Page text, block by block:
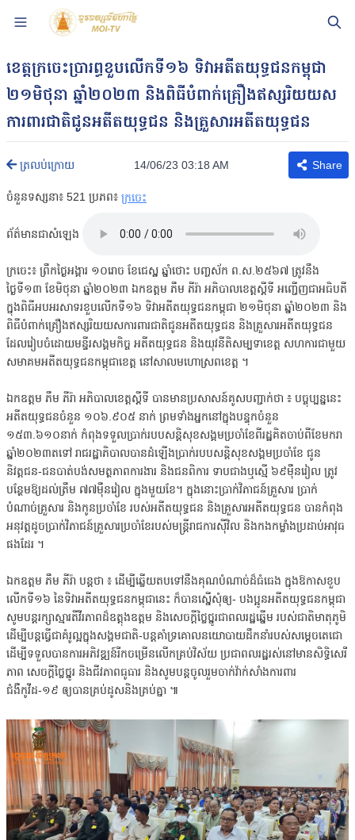
ខេត្តក្រចេះប្រារព្ធខួបលើកទី១៦ ទិវាអតីតយុទ្ធជនកម្ពុជា
២១មិថុនា ឆ្នាំ២០២៣ និងពិធីបំពាក់គ្រឿងឥស្សរិយយស
ការពារជាតិជូនអតីតយុទ្ធជន និងគ្រួសារអតីតយុទ្ធជន
ត្រលប់ក្រោយ 14/06/23 03:18 AM Share
ចំនួនទស្សនា៖ 521 ប្រភព៖ ក្រចេះ
ព័ត៌មានជាសំឡេង
ក្រចេះ៖ ព្រឹកថ្ងៃអង្គារ ១០រោច ខែជេស្ឋ ឆ្នាំថោះ បញ្ចស័ក ព.ស.២៥៦៧ ត្រូវនឹង
ថ្ងៃទី១៣ ខែមិថុនា ឆ្នាំ២០២៣ ឯកឧត្តម ភឹម ភីរ៉ា អភិបាលខេត្តស្តីទី អញ្ជើញជាអធិបតី
ក្នុងពិធីអបអរសាទរខួបលើកទី១៦ ទិវាអតីតយុទ្ធជនកម្ពុជា ២១មិថុនា ឆ្នាំ២០២៣ និង
ពិធីបំពាក់គ្រឿងឥស្សរិយយសការពារជាតិជូនអតីតយុទ្ធជន និងគ្រួសារអតីតយុទ្ធជន
ដែលរៀបចំដោយមន្ទីរសង្គមកិច្ច អតីតយុទ្ធជន និងយុវនីតិសម្បទាខេត្ត សហការជាមួយ
សមាគមអតីតយុទ្ធជនកម្ពុជាខេត្ត នៅសាលមហោស្រពខេត្ត ។
ឯកឧត្តម ភឹម ភីរ៉ា អភិបាលខេត្តស្តីទី បានមានប្រសាសន៍គូសបញ្ជាក់ថា ៖ បច្ចុប្បន្ននេះ
អតីតយុទ្ធជនចំនួន ១០៦.៩០៥ នាក់ ព្រមទាំងអ្នកនៅក្នុងបន្ទុកចំនួន
១៥៣.៦១០នាក់ កំពុងទទួលប្រាក់របបសន្តិសុខសង្គមប្រចាំខែពីរដ្ឋគិតចាប់ពីខែមករា
ឆ្នាំ២០២៣តទៅ រាជរដ្ឋាភិបាលបានដំឡើងប្រាក់របបសន្តិសុខសង្គមប្រចាំខែ ជូន
និវត្តជន-ជនបាត់បង់សមត្ថភាពការងារ និងជនពិការ ទាបជាងឬស្មើ ៦៩ម៉ឺនរៀល ត្រូវ
បន្ថែមឱ្យដល់ត្រឹម ៧៧ម៉ឺនរៀល ក្នុងមួយខែ។ ក្នុងនោះប្រាក់វិភាជន៍គ្រួសារ ប្រាក់
បំណាច់គ្រួសារ និងកូនប្រចាំខែ របស់អតីតយុទ្ធជន និងគ្រួសារអតីតយុទ្ធជន បានកំពុង
អនុវត្តដូចប្រាក់វិភាជន៍គ្រួសារប្រចាំខែរបស់មន្ត្រីរាជការស៊ីវិល និងកងកម្លាំងប្រដាប់អាវុធ
ផងដែរ ។
ឯកឧត្តម ភឹម ភីរ៉ា បន្តថា ៖ ដើម្បីឆ្លើយតបទៅនឹងគុណបំណាច់ដ៏ធំធេង ក្នុងឱកាសខួប
លើកទី១៦ នៃទិវាអតីតយុទ្ធជនកម្ពុជានេះ ក៏បានស្នើសុំឲ្យ- បងប្អូនអតីតយុទ្ធជនកម្ពុជា
សូមបន្តរក្សាស្មារតីវីរភាពដ៏ឧត្តុងឧត្តម និងសេចក្ដីថ្លៃថ្នូរជាពលរដ្ឋឆ្នើម របស់ជាតិមាតុភូមិ
ដើម្បីបន្តធ្វើជាគំរូល្អក្នុងសង្គមជាតិ-បន្តគាំទ្រគោលនយោបាយដឹកនាំរបស់សម្តេចតេជោ
ដើម្បីទទួលបានការអភិវឌ្ឍន៍រីកចម្រើនលើកគ្រប់វិស័យ ប្រជាពលរដ្ឋរស់នៅមានសិទ្ធិសេរី
ភាព សេចក្តីថ្លៃថ្នូរ និងជីវភាពធូធារ និងសូមបន្តចូលរួមចាក់វ៉ាក់សាំងការពារ
ជំងឺកូវីដ-១៩ ឲ្យបានគ្រប់ដូសនិងគ្រប់គ្នា ៕